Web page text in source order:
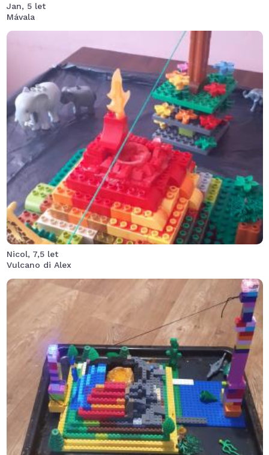
Jan, 5 let
Mávala
Alex je malá zvědavá opička a pořád něco vyvádí.
Tentokrát hodně riskovala a měla štěstí, že ji výbuch
nevystřelil až do vesmíru.
Nicol, 7,5 let
Vulcano di Alex
Ze sopky se vyvalila oranžová láva, kterou sopka pohltila
zpět. Okolní džungle zachráněna. Hasiče nebylo potřeba.